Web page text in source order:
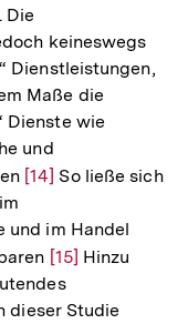
Die
keineswegs
Dienstleistungen,
Maße die
Dienste wie
und
Zur
der
Fußnote
[14] So ließe sich
und im Handel
Zur
Auflösung
der
[15] Hinzu
dieser Studie